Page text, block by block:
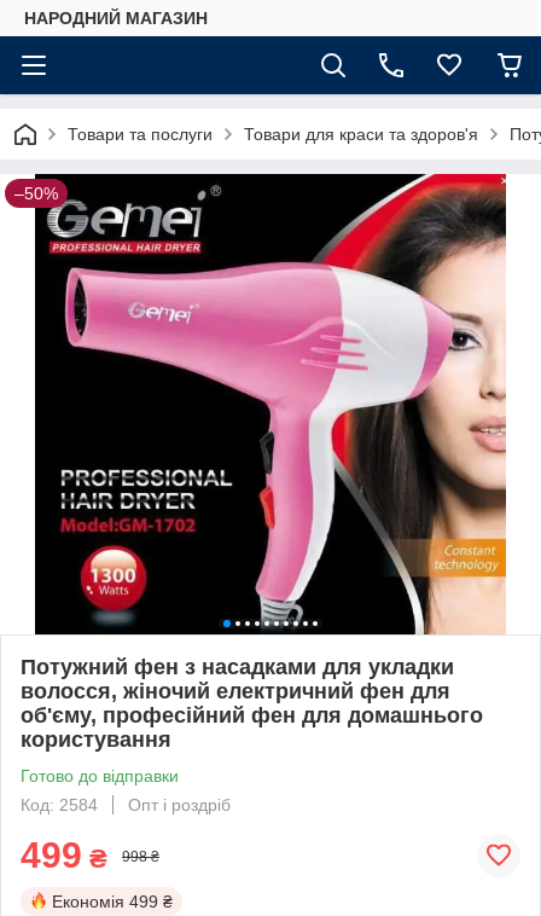
НАРОДНИЙ МАГАЗИН
Товари та послуги Товари для краси та здоров'я
–50%
Потужний фен з насадками для укладки
волосся, жіночий електричний фен для
об'єму, професійний фен для домашнього
користування
Готово до відправки
Код: 2584
Опт і роздріб
499 ₴ 998 ₴
Економія 499 ₴